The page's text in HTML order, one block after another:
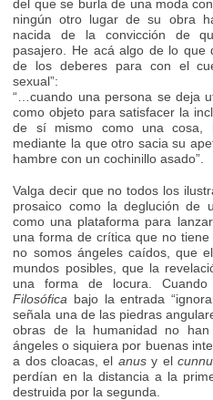
del que se burla de una moda
ningún otro lugar de su obra
nacida de la convicción de
pasajero. He acá algo de lo que
de los deberes para con el
sexual”:
“…cuando una persona se deja
como objeto para satisfacer la
de sí mismo como una cosa,
mediante la que otro sacia su
hambre con un cochinillo asado”.
Valga decir que no todos los
prosaico como la deglución de
como una plataforma para
una forma de crítica que no
no somos ángeles caídos, que
mundos posibles, que la
una forma de locura.
Filosófica bajo la entrada
señala una de las piedras
obras de la humanidad no
ángeles o siquiera por buenas
a dos cloacas, el anusy el
perdían en la distancia a la
destruida por la segunda.